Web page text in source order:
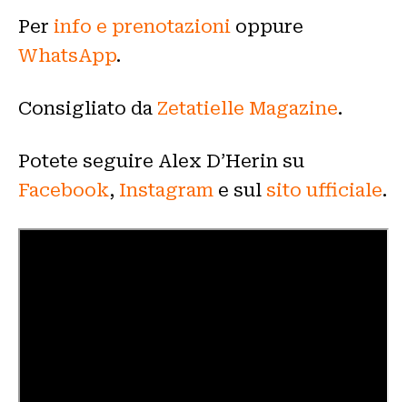
Per info e prenotazioni oppure
WhatsApp.
Consigliato da Zetatielle Magazine.
Potete seguire Alex D’Herin su
Facebook, Instagram e sul sito ufficiale.